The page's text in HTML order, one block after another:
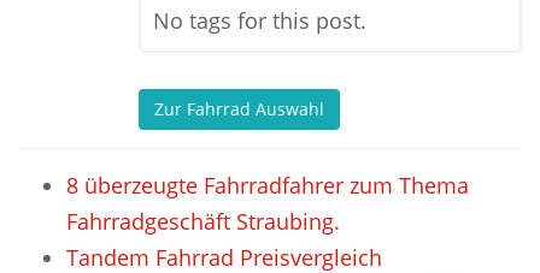
No tags for this post.
Zur Fahrrad Auswahl
8 überzeugte Fahrradfahrer zum Thema
Fahrradgeschäft Straubing.
Tandem Fahrrad Preisvergleich